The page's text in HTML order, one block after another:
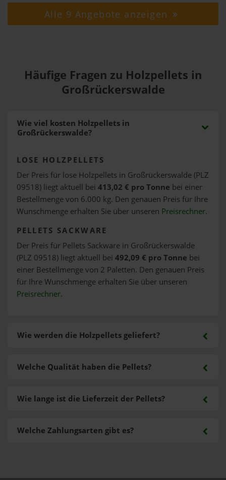
Alle 9 Angebote anzeigen
Häufige Fragen zu Holzpellets in
Großrückerswalde
Wie viel kosten Holzpellets in
Großrückerswalde?
LOSE HOLZPELLETS
Der Preis für lose Holzpellets in Großrückerswalde (PLZ
09518) liegt aktuell bei 413,02 € pro Tonne bei einer
Bestellmenge von 6.000 kg. Den genauen Preis für Ihre
Wunschmenge erhalten Sie über unseren Preisrechner.
PELLETS SACKWARE
Der Preis für Pellets Sackware in Großrückerswalde
(PLZ 09518) liegt aktuell bei 492,09 € pro Tonne bei
einer Bestellmenge von 2 Paletten. Den genauen Preis
für Ihre Wunschmenge erhalten Sie über unseren
Preisrechner.
Wie werden die Holzpellets geliefert?
Welche Zahlungsarten gibt es?
Welche Qualität haben die Pellets?
Wie lange ist die Lieferzeit der Pellets?